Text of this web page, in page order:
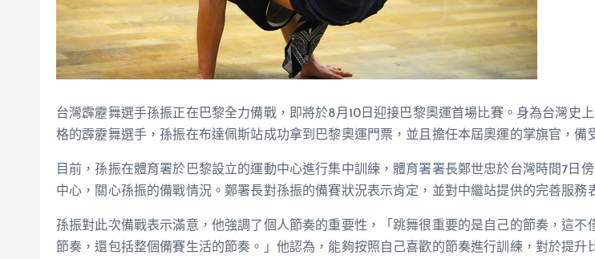
台灣霹靂舞選手孫振正在巴黎全力備戰，即將於8月10日迎接巴黎奧運首場比賽。身為台灣史
格的霹靂舞選手，孫振在布達佩斯站成功拿到巴黎奧運門票，並且擔任本屆奧運的掌旗官，備
目前，孫振在體育署於巴黎設立的運動中心進行集中訓練，體育署署長鄭世忠於台灣時間7日
中心，關心孫振的備戰情況。鄭署長對孫振的備賽狀況表示肯定，並對中繼站提供的完善服務
孫振對此次備戰表示滿意，他強調了個人節奏的重要性，「跳舞很重要的是自己的節奏，這不
節奏，還包括整個備賽生活的節奏。」他認為，能夠按照自己喜歡的節奏進行訓練，對於提升